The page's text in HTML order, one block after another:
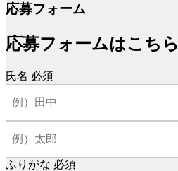
応募フォーム
応募フォームはこちら
氏名 必須
ふりがな 必須